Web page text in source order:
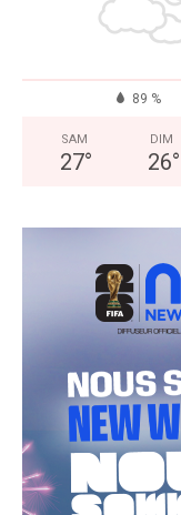
89 %
SAM
27°
DIM
26°